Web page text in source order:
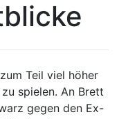
Teil viel höher
spielen. An Brett
gegen den Ex-